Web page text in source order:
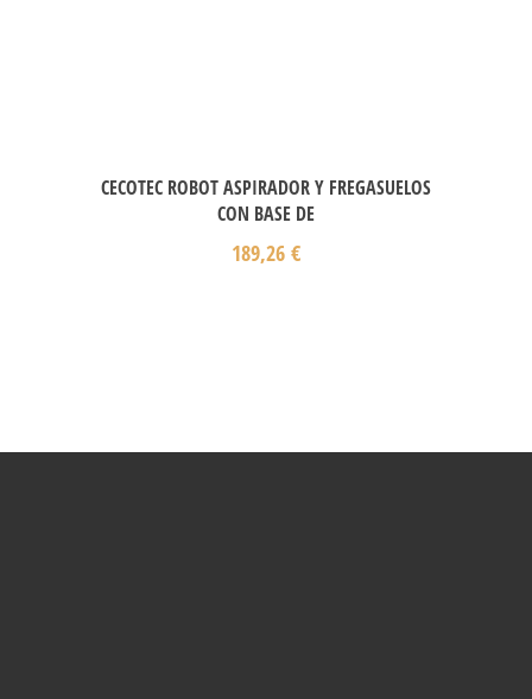
CECOTEC ROBOT ASPIRADOR Y FREGASUELOS
CON BASE DE
189,26 €